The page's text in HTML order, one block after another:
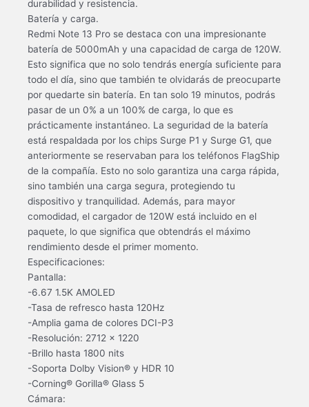
durabilidad y resistencia.
Batería y carga.
Redmi Note 13 Pro se destaca con una impresionante
batería de 5000mAh y una capacidad de carga de 120W.
Esto significa que no solo tendrás energía suficiente para
todo el día, sino que también te olvidarás de preocuparte
por quedarte sin batería. En tan solo 19 minutos, podrás
pasar de un 0% a un 100% de carga, lo que es
prácticamente instantáneo. La seguridad de la batería
está respaldada por los chips Surge P1 y Surge G1, que
anteriormente se reservaban para los teléfonos FlagShip
de la compañía. Esto no solo garantiza una carga rápida,
sino también una carga segura, protegiendo tu
dispositivo y tranquilidad. Además, para mayor
comodidad, el cargador de 120W está incluido en el
paquete, lo que significa que obtendrás el máximo
rendimiento desde el primer momento.
Especificaciones:
Pantalla:
-6.67 1.5K AMOLED
-Tasa de refresco hasta 120Hz
-Amplia gama de colores DCI-P3
-Resolución: 2712 x 1220
-Brillo hasta 1800 nits
-Soporta Dolby Vision® y HDR 10
-Corning® Gorilla® Glass 5
Cámara: